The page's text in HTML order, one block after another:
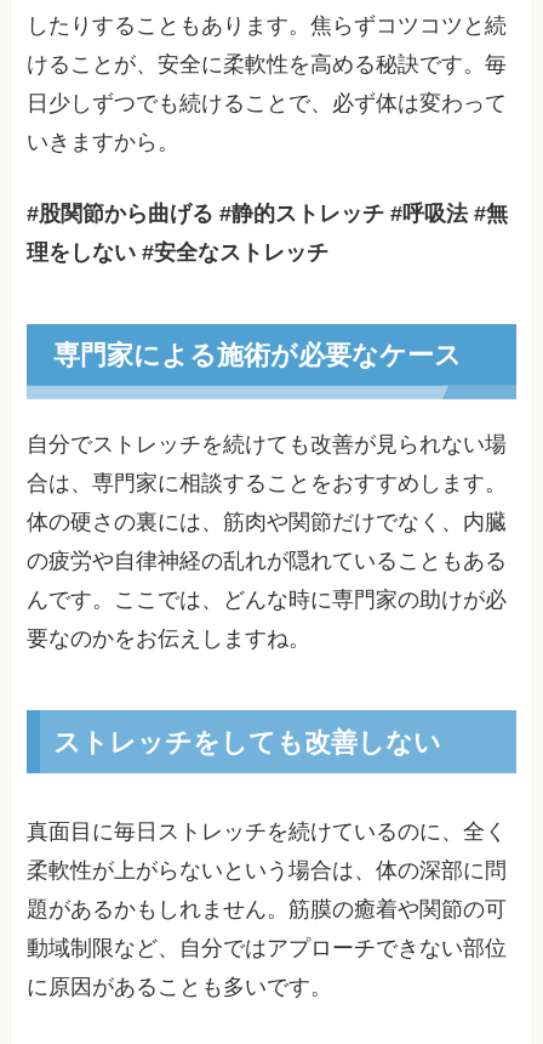
したりすることもあります。焦らずコツコツと続
けることが、安全に柔軟性を高める秘訣です。毎
日少しずつでも続けることで、必ず体は変わって
いきますから。
#股関節から曲げる #静的ストレッチ #呼吸法 #無
理をしない #安全なストレッチ
専門家による施術が必要なケース
自分でストレッチを続けても改善が見られない場
合は、専門家に相談することをおすすめします。
体の硬さの裏には、筋肉や関節だけでなく、内臓
の疲労や自律神経の乱れが隠れていることもある
んです。ここでは、どんな時に専門家の助けが必
要なのかをお伝えしますね。
ストレッチをしても改善しない
真面目に毎日ストレッチを続けているのに、全く
柔軟性が上がらないという場合は、体の深部に問
題があるかもしれません。筋膜の癒着や関節の可
動域制限など、自分ではアプローチできない部位
に原因があることも多いです。